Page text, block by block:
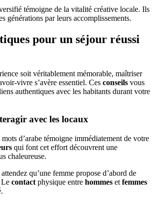
témoigne de la vitalité créative locale. Ils
générations par leurs accomplissements.
pour un séjour réussi
soit véritablement mémorable, maîtriser
vivre s’avère essentiel. Ces conseils vous
authentiques avec les habitants durant votre
avec les locaux
d’arabe témoigne immédiatement de votre
qui font cet effort découvrent une
chaleureuse.
qu’une femme propose d’abord de
Le contact physique entre hommes et femmes